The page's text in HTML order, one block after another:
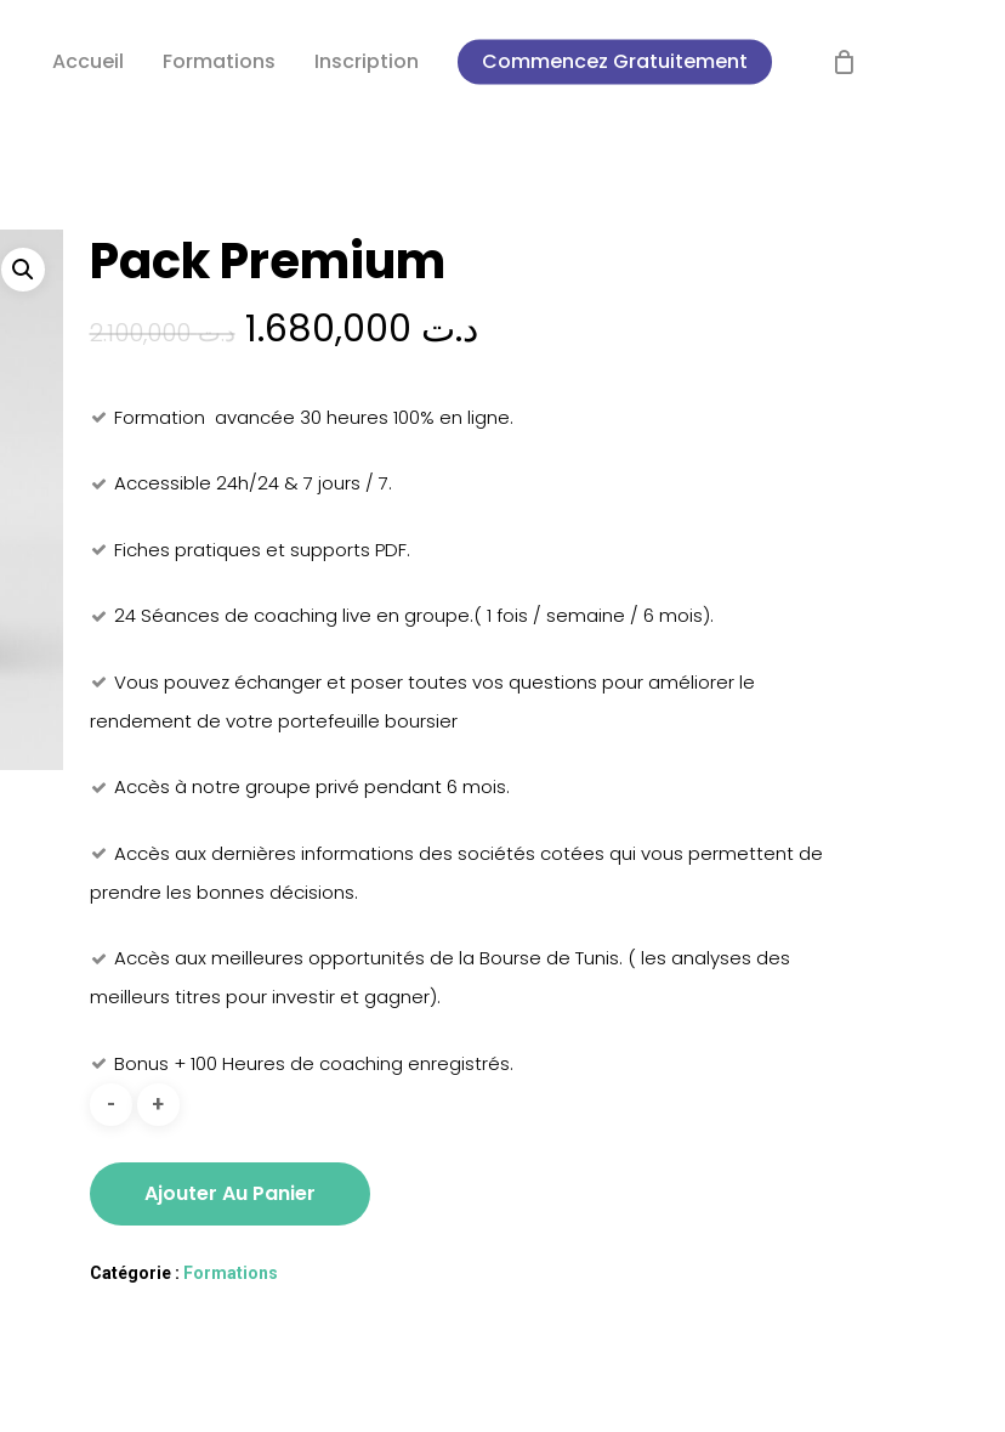
Accueil Formations Inscription Commencez Gratuitement
Pack Premium
د.ت2.100,000 Le
initial
était :
د.تLe
actuel
est :
Formation avancée 30 heures 100% en ligne.
Accessible 24h/24 & 7 jours / 7.
Fiches pratiques et supports PDF.
24 Séances de coaching live en groupe.( 1 fois / semaine / 6 mois).
Vous pouvez échanger et poser toutes vos questions pour améliorer le
rendement de votre portefeuille boursier
Accès à notre groupe privé pendant 6 mois.
Accès aux dernières informations des sociétés cotées qui vous permettent de
prendre les bonnes décisions.
Accès aux meilleures opportunités de la Bourse de Tunis. ( les analyses des
meilleurs titres pour investir et gagner).
Bonus + 100 Heures de coaching enregistrés.
Ajouter Au Panier
Catégorie : Formations